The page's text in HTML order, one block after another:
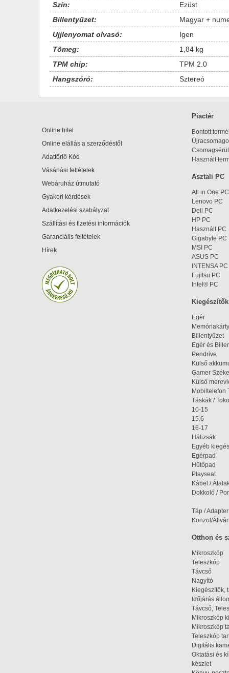
Szín:
Ezüst
Billentyűzet:
Magyar +
Ujjlenyomat olvasó:
Igen
Tömeg:
1,84 kg
TPM chip:
TPM 2.0
Hangszóró:
Sztereó
Online hitel
Online elállás a szerződéstől
Adattörlő Kód
Vásárlási feltételek
Webáruház útmutató
Gyakori kérdések
Adatkezelési szabályzat
Szállítási és fizetési információk
Garanciális feltételek
Hírek
Piactér
Bontott
Használt
Asztali PC
All in One PC
Lenovo PC
Dell PC
HP PC
Használt PC
Gigabyte PC
MSI PC
ASUS PC
INTENSA PC
Fujitsu PC
Intel® PC
Kiegészítők
Egér
Billentyűzet
Egér és
Pendrive
Külső
Gamer
Külső
Mobiltelefon
Táskák /
10-15
15.6
16-17
Hátizsák
Egyéb
Egérpad
Hűtőpad
Playseat
Kábel /
Dokkoló /
Táp / Adapter
Konzol/
Otthon és
Mikroszkóp
Teleszkóp
Távcső
Nagyító
Kiegészítők,
Időjárás
Távcső,
Mikroszkóp
Mikroszkóp
Teleszkóp
Digitális
Oktatási és
készlet